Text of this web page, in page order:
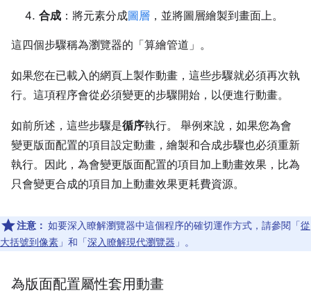
合成 ：將元素分成圖層 ，並將圖層繪製到畫面上。
這四個步驟稱為瀏覽器的「算繪管道」 。
如果您在已載入的網頁上製作動畫，這些步驟就必須再次執
行。這項程序會從必須變更的步驟開始，以便進行動畫。
如前所述，這些步驟是循序執行。 舉例來說，如果您為會
變更版面配置的項目設定動畫，繪製和合成步驟也必須重新
執行。因此，為會變更版面配置的項目加上動畫效果，比為
只會變更合成的項目加上動畫效果更耗費資源。
注意： 如要深入瞭解瀏覽器中這個程序的確切運作方式，請參閱「從
大括號到像素 」和「深入瞭解現代瀏覽器 」。
為版面配置屬性套用動畫